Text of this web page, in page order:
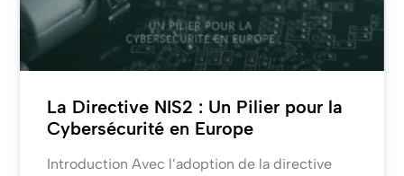
La Directive NIS2 : Un Pilier pour la
Cybersécurité en Europe
Introduction Avec l’adoption de la directive